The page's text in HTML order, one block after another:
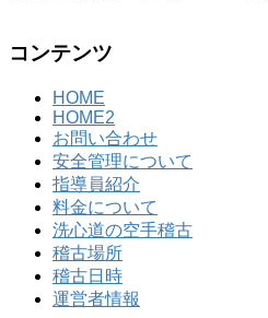
コンテンツ
HOME
HOME2
お問い合わせ
安全管理について
指導員紹介
料金について
洗心道の空手稽古
稽古場所
稽古日時
運営者情報